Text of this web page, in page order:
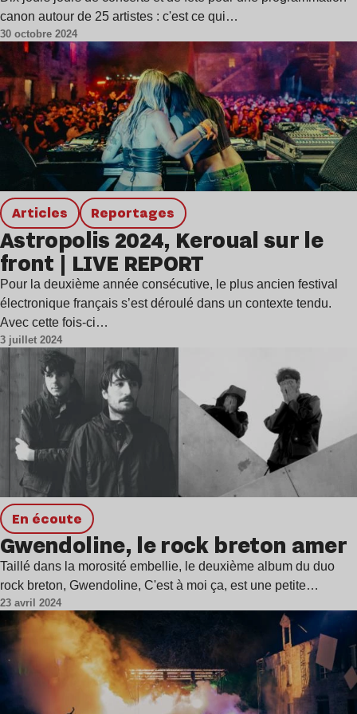
canon autour de 25 artistes : c'est ce qui…
30 octobre 2024
Articles Reportages
Astropolis 2024, Keroual sur le
front | LIVE REPORT
Pour la deuxième année consécutive, le plus ancien festival
électronique français s’est déroulé dans un contexte tendu.
Avec cette fois-ci…
3 juillet 2024
en écoute
Gwendoline, le rock breton amer
Taillé dans la morosité embellie, le deuxième album du duo
rock breton, Gwendoline, C'est à moi ça, est une petite…
23 avril 2024